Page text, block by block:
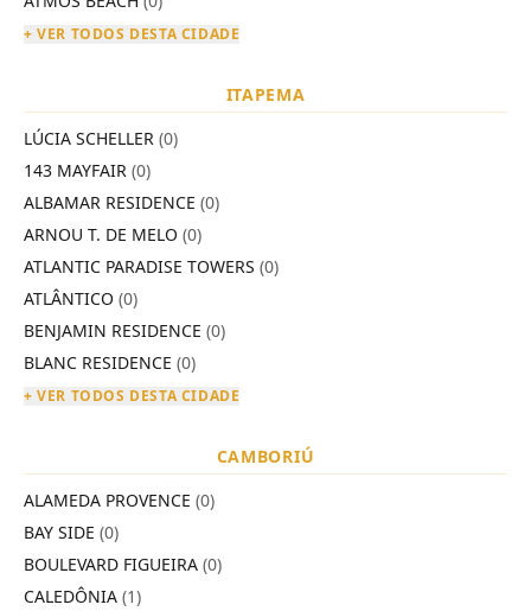
+ VER TODOS DESTA CIDADE
ITAPEMA
LÚCIA SCHELLER (0)
143 MAYFAIR (0)
ALBAMAR RESIDENCE (0)
ARNOU T. DE MELO (0)
ATLANTIC PARADISE TOWERS (0)
ATLÂNTICO (0)
BENJAMIN RESIDENCE (0)
BLANC RESIDENCE (0)
+ VER TODOS DESTA CIDADE
CAMBORIÚ
ALAMEDA PROVENCE (0)
BAY SIDE (0)
BOULEVARD FIGUEIRA (0)
CALEDÔNIA (1)